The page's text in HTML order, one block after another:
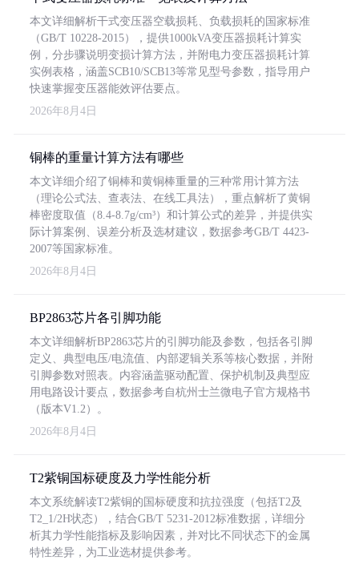
本文详细解析干式变压器空载损耗、负载损耗的国家标准
（GB/T 10228-2015），提供1000kVA变压器损耗计算实
例，分步骤说明变损计算方法，并附电力变压器损耗计算
实例表格，涵盖SCB10/SCB13等常见型号参数，指导用户
快速掌握变压器能效评估要点。
2026年8月4日
铜棒的重量计算方法有哪些
本文详细介绍了铜棒和黄铜棒重量的三种常用计算方法
（理论公式法、查表法、在线工具法），重点解析了黄铜
棒密度取值（8.4-8.7g/cm³）和计算公式的差异，并提供实
际计算案例、误差分析及选材建议，数据参考GB/T 4423-
2007等国家标准。
2026年8月4日
BP2863芯片各引脚功能
本文详细解析BP2863芯片的引脚功能及参数，包括各引脚
定义、典型电压/电流值、内部逻辑关系等核心数据，并附
引脚参数对照表。内容涵盖驱动配置、保护机制及典型应
用电路设计要点，数据参考自杭州士兰微电子官方规格书
（版本V1.2）。
2026年8月4日
T2紫铜国标硬度及力学性能分析
本文系统解读T2紫铜的国标硬度和抗拉强度（包括T2及
T2_1/2H状态），结合GB/T 5231-2012标准数据，详细分
析其力学性能指标及影响因素，并对比不同状态下的金属
特性差异，为工业选材提供参考。